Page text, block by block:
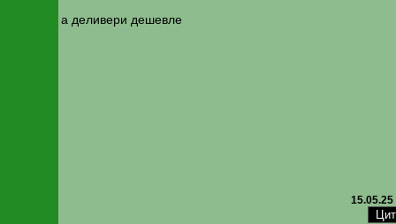
а деливери дешевле